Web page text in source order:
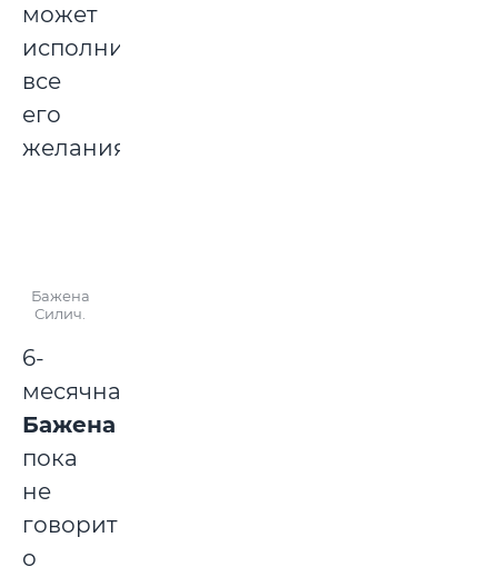
может
исполнить
все
его
желания.
Бажена
Силич.
6-
месячная
Бажена
пока
не
говорит
о